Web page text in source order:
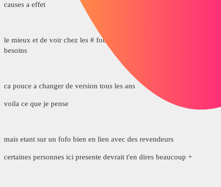
causes a effet
le mieux et de voir chez les # fournisseur qui donne le + pour tes
besoins
ca pouce a changer de version tous les ans
voila ce que je pense
mais etant sur un fofo bien en lien avec des revendeurs
certaines personnes ici presente devrait t'en dires beaucoup +